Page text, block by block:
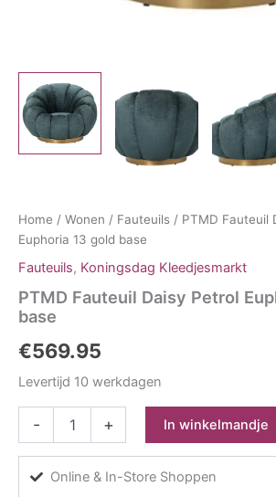
Home / Wonen / Fauteuils / PTMD Fauteuil
Euphoria 13 gold base
Fauteuils, Koningsdag Kleedjesmarkt
PTMD Fauteuil Daisy Petrol
base
€569.95
Levertijd 10 werkdagen
-
Petrol
Euphoria
+ In winkelmandje
Online & In-Store Shoppen